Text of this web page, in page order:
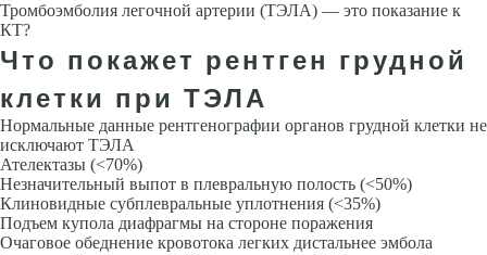
Тромбоэмболия легочной артерии (ТЭЛА) — это показание к
КТ?
Что покажет рентген грудной
клетки при ТЭЛА
Нормальные данные рентгенографии органов грудной клетки не
исклю­чают ТЭЛА
Ателектазы (<70%)
Незначительный выпот в плевральную полость (<50%)
Клиновидные субплевральные уплотнения (<35%)
Подъем купола диафрагмы на стороне поражения
Очаговое обеднение кровотока легких дистальнее эмбола